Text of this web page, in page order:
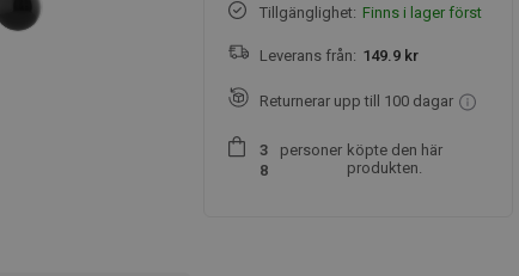
Tillgänglighet: Finns i lager först
Leverans från: 149.9 kr
Returnerar upp till 100 dagar
3
8
personer köpte den här
produkten.